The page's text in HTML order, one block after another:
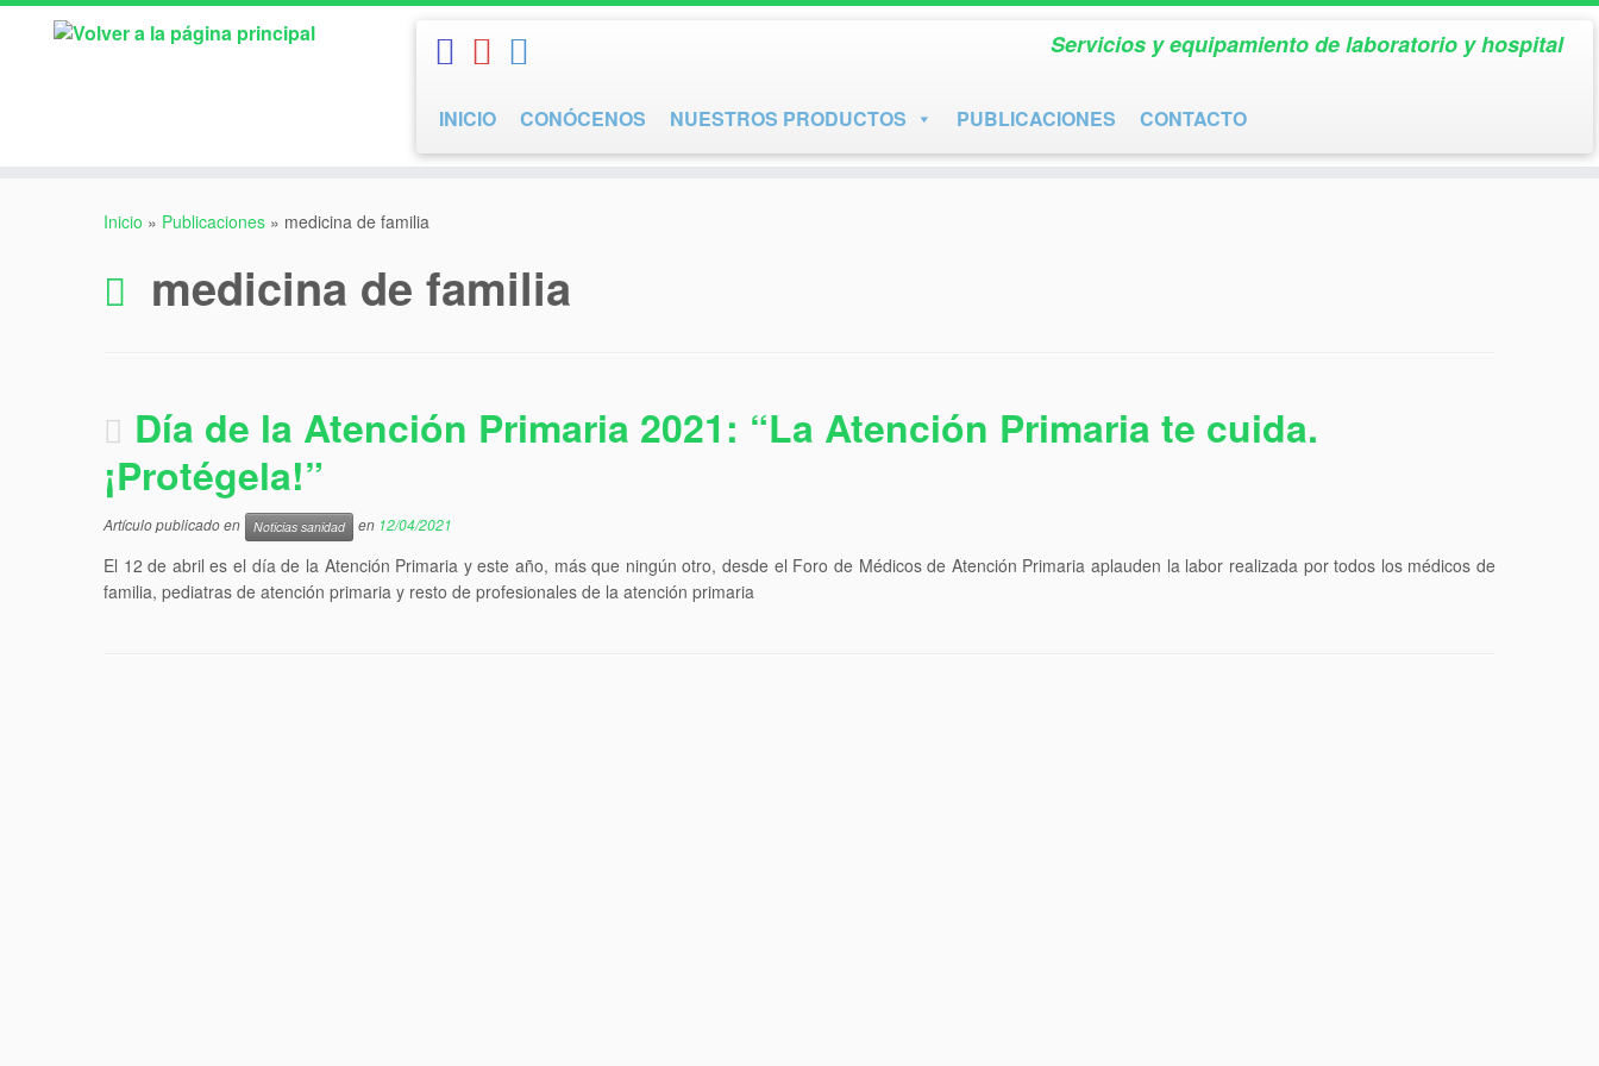
Saltar
Servicios y equipamiento de laboratorio y hospital
INICIO CONÓCENOS NUESTROS PRODUCTOS PUBLICACIONES CONTACTO
Inicio » Publicaciones » medicina de familia
medicina de familia
Día de la Atención Primaria 2021: “La Atención Primaria te cuida.
¡Protégela!”
Artículo publicado en Noticias sanidad en 12/04/2021
El 12 de abril es el día de la Atención Primaria y este año, más que ningún otro, desde el Foro de Médicos de Atención Primaria aplauden la labor realizada por todos los médicos de
familia, pediatras de atención primaria y resto de profesionales de la atención primaria